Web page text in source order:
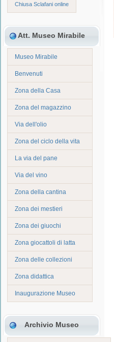
Chiusa Sclafani online
Att. Museo Mirabile
Museo Mirabile
Benvenuti
Zona della Casa
Zona del magazzino
Via dell'olio
Zona del ciclo della vita
La via del pane
Via del vino
Zona della cantina
Zona dei mestieri
Zona dei giuochi
Zona giocattoli di latta
Zona delle collezioni
Zona didattica
Inaugurazione Museo
Archivio Museo